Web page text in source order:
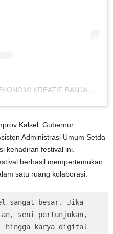
A POST SHARED BY KOMITE EKONOMI KREATIF BANJARMASIN (@KEKRAFBDJ)
Kalsel. Gubernur
Administrasi Umum Setda
kehadiran festival ini.
berhasil mempertemukan
satu ruang kolaborasi.
sangat besar. Jika
seni pertunjukan,
karya digital